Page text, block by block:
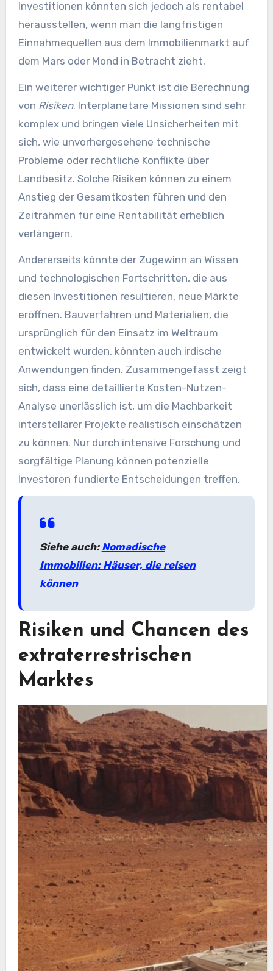
Investitionen könnten sich jedoch als rentabel
herausstellen, wenn man die langfristigen
Einnahmequellen aus dem Immobilienmarkt auf
dem Mars oder Mond in Betracht zieht.
Ein weiterer wichtiger Punkt ist die Berechnung
von Risiken. Interplanetare Missionen sind sehr
komplex und bringen viele Unsicherheiten mit
sich, wie unvorhergesehene technische
Probleme oder rechtliche Konflikte über
Landbesitz. Solche Risiken können zu einem
Anstieg der Gesamtkosten führen und den
Zeitrahmen für eine Rentabilität erheblich
verlängern.
Andererseits könnte der Zugewinn an Wissen
und technologischen Fortschritten, die aus
diesen Investitionen resultieren, neue Märkte
eröffnen. Bauverfahren und Materialien, die
ursprünglich für den Einsatz im Weltraum
entwickelt wurden, könnten auch irdische
Anwendungen finden. Zusammengefasst zeigt
sich, dass eine detaillierte Kosten-Nutzen-
Analyse unerlässlich ist, um die Machbarkeit
interstellarer Projekte realistisch einschätzen
zu können. Nur durch intensive Forschung und
sorgfältige Planung können potenzielle
Investoren fundierte Entscheidungen treffen.
Siehe auch: Nomadische
Immobilien: Häuser, die reisen
können
Risiken und Chancen des
extraterrestrischen
Marktes